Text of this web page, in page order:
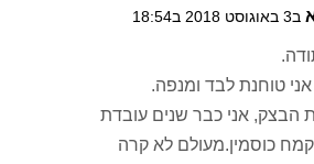
ב3 באוגוסט 2018 ב18:54
טוחנת לבד ומנפה.
הבצק, אני כבר שנים עובדת
כוסמין.מעולם לא קרה